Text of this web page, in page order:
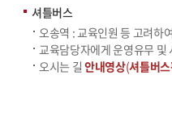
셔틀버스
오송역 : 교육인원 등 고려하
교육담당자에게 운영유무 및
오시는 길안내영상(셔틀버